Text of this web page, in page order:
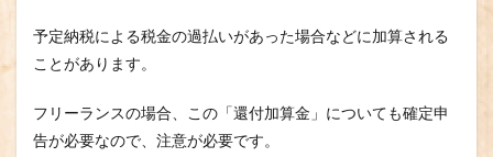
予定納税による税金の過払いがあった場合などに加算される
ことがあります。
フリーランスの場合、この「還付加算金」についても確定申
告が必要なので、注意が必要です。